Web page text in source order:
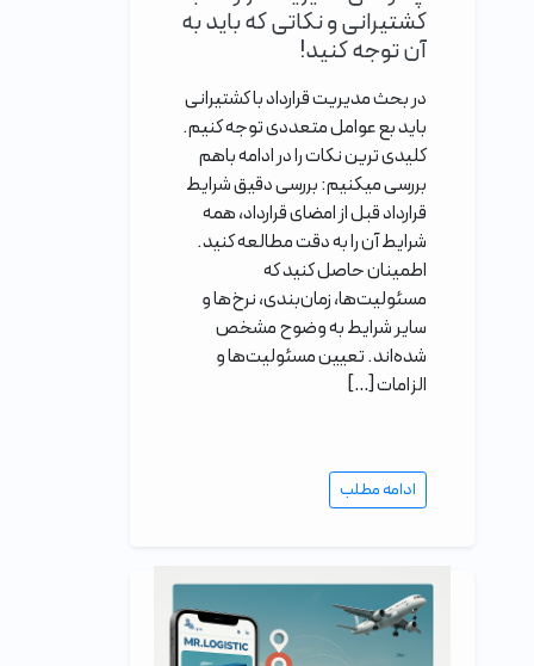
کشتیرانی و نکاتی که باید به
آن توجه کنید!
در بحث مدیریت قرارداد با کشتیرانی
باید بع عوامل متعددی توجه کنیم.
کلیدی ترین نکات را در ادامه باهم
بررسی میکنیم: بررسی دقیق شرایط
قرارداد قبل از امضای قرارداد، همه
شرایط آن را به دقت مطالعه کنید.
اطمینان حاصل کنید که
مسئولیت‌ها، زمان‌بندی، نرخ‌ها و
سایر شرایط به وضوح مشخص
شده‌اند. تعیین مسئولیت‌ها و
الزامات […]
ادامه مطلب